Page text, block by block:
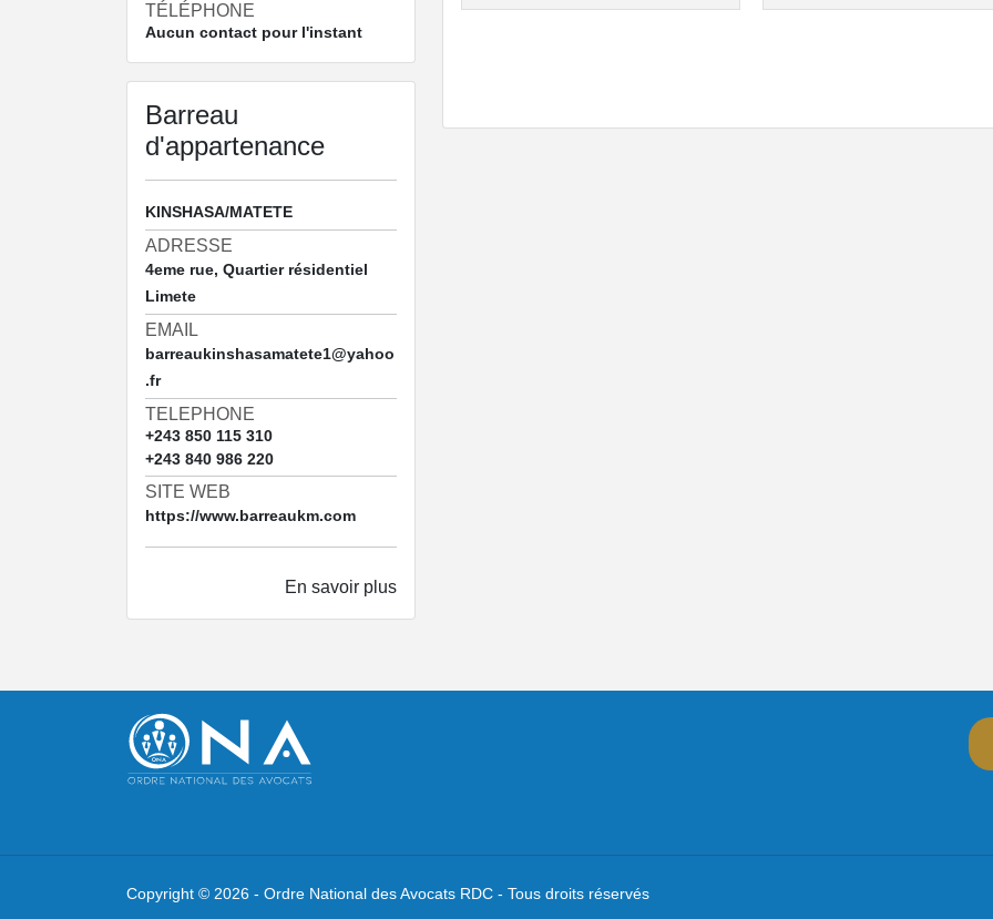
TÉLÉPHONE
Aucun contact pour l'instant
Barreau
d'appartenance
KINSHASA/MATETE
ADRESSE
4eme rue, Quartier résidentiel
Limete
EMAIL
barreaukinshasamatete1@yahoo
.fr
TELEPHONE
+243 850 115 310
+243 840 986 220
SITE WEB
https://www.barreaukm.com
En savoir plus
Copyright © 2026 - Ordre National des Avocats RDC - Tous droits réservés